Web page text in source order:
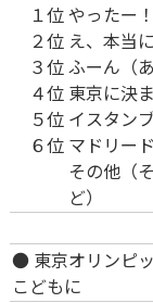
１位
２位
３位
４位
５位
６位
やったー
え、本当
ふーん（
東京に決
イスタン
マドリー
その他（
ど）
● 東京オリンピ
こどもに